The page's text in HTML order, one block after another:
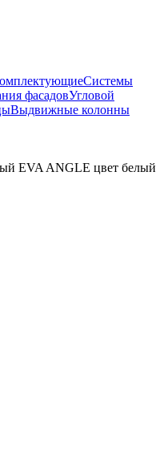
Системы
фасадовУгловой
Выдвижные колонны
EVA ANGLE цвет белый